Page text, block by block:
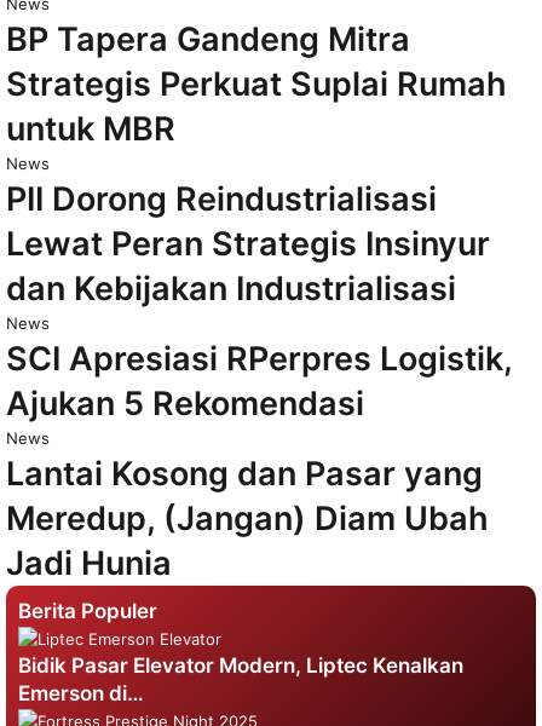
BP Tapera Gandeng Mitra
Strategis Perkuat Suplai Rumah
untuk MBR
News
PII Dorong Reindustrialisasi
Lewat Peran Strategis Insinyur
dan Kebijakan Industrialisasi
News
SCI Apresiasi RPerpres Logistik,
Ajukan 5 Rekomendasi
News
Lantai Kosong dan Pasar yang
Meredup, (Jangan) Diam Ubah
Jadi Hunia
Berita Populer
Bidik Pasar Elevator Modern, Liptec Kenalkan
Emerson di…